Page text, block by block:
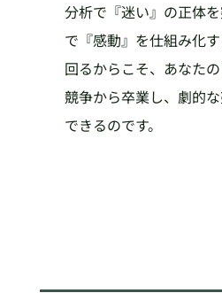
分析で『迷い』の正体
で『感動』を仕組み化
回るからこそ、あなた
競争から卒業し、劇的
できるのです。